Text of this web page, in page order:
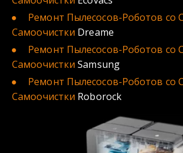
Ремонт Пылесосов-Роботов со
Самоочистки Dreame
Ремонт Пылесосов-Роботов со
Самоочистки Samsung
Ремонт Пылесосов-Роботов со
Самоочистки Roborock